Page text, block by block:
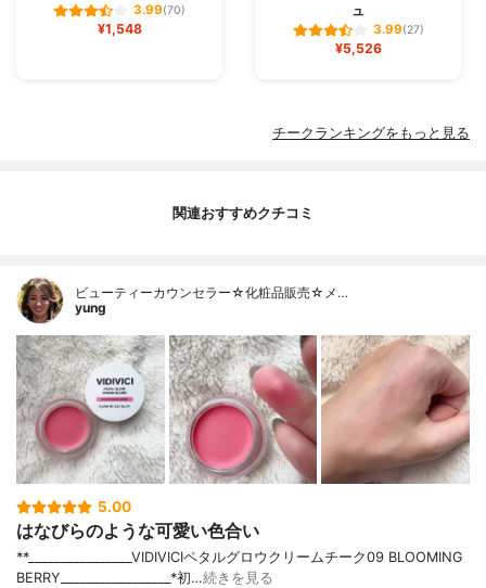
3.99(70)
¥1,548
ュ
3.99(27)
¥5,526
チークランキングをもっと見る
関連おすすめクチコミ
ビューティーカウンセラー☆化粧品販売☆メ…
yung
5.00
はなびらのような可愛い色合い
**⁡________________⁡⁡VIDIVICI⁡ペタルグロウクリームチーク09 BLOOMING
BERRY⁡_________________*初…続きを見る